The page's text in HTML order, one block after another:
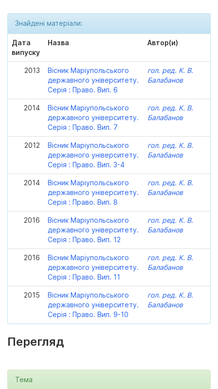
Знайдені матеріали:
Дата
випуску
Назва Автор(и)
2013
Вісник Маріупольського
державного університету.
Серія : Право. Вип. 6
гол. ред. К. В.
Балабанов
2014
Вісник Маріупольського
державного університету.
Серія : Право. Вип. 7
гол. ред. К. В.
Балабанов
2012
Вісник Маріупольського
державного університету.
Серія : Право. Вип. 3-4
гол. ред. К. В.
Балабанов
2014
Вісник Маріупольського
державного університету.
Серія : Право. Вип. 8
гол. ред. К. В.
Балабанов
2016
Вісник Маріупольського
державного університету.
Серія : Право. Вип. 12
гол. ред. К. В.
Балабанов
2016
Вісник Маріупольського
державного університету.
Серія : Право. Вип. 11
гол. ред. К. В.
Балабанов
2015
Вісник Маріупольського
державного університету.
Серія : Право. Вип. 9-10
гол. ред. К. В.
Балабанов
Перегляд
Тема